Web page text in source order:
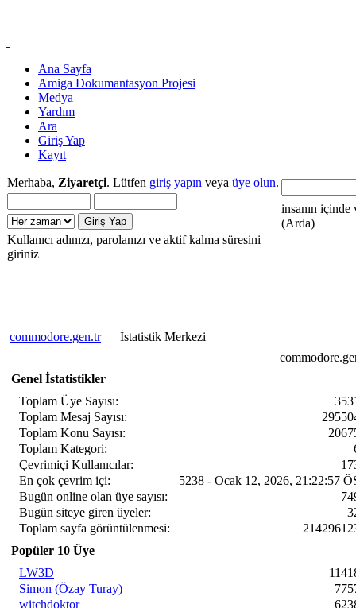
Ana Sayfa
Amiga Dokumantasyon Projesi
Medya
Yardım
Ara
Giriş Yap
Kayıt
Merhaba, Ziyaretçi. Lütfen giriş yapın veya üye olun.
Kullanıcı adınızı, parolanızı ve aktif kalma süresini
giriniz
insanın içinde
(Arda)
commodore.gen.tr
İstatistik Merkezi
Genel İstatistikler
Toplam Üye Sayısı:
Toplam Mesaj Sayısı:
Toplam Konu Sayısı:
Toplam Kategori:
Çevrimiçi Kullanıcılar:
En çok çevrim içi:
5238 - Ocak 12, 2026, 21:22:57
Bugün online olan üye sayısı:
Bugün siteye giren üyeler:
Toplam sayfa görüntülenmesi:
Popüler 10 Üye
LW3D
Simon (Özay Turay)
witchdoktor